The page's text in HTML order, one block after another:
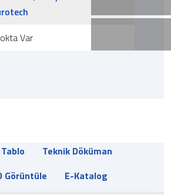
Var
Teknik Döküman
Görüntüle E-Katalog